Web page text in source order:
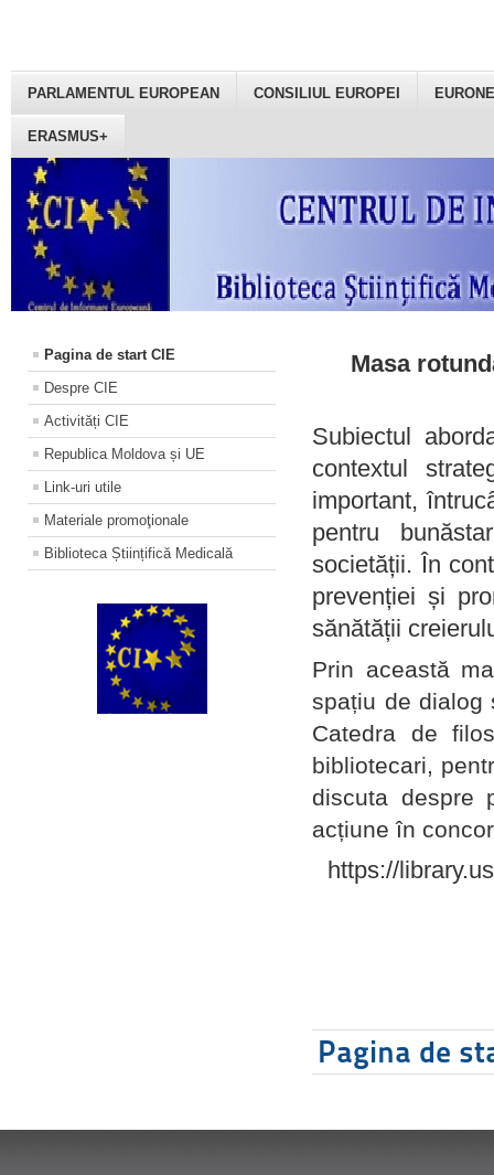
PARLAMENTUL EUROPEAN CONSILIUL EUROPEI
ERASMUS+
Pagina de start CIE
Despre CIE
Activități CIE
Republica Moldova și UE
Link-uri utile
Materiale promoţionale
Biblioteca Științifică Medicală
Masa
Subiectul
contextul
important,
pentru
societății. În
prevenției și
sănătății
Prin această
spațiu de dialog
Catedra de
bibliotecari,
discuta despre
acțiune în
https://
Pagina de